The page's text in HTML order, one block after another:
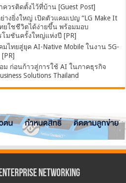
วรติดตั้งไว้ที่บ้าน [Guest Post]
างยิ่งใหญ่ เปิดตัวแคมเปญ “LG Make It
ทยใชชีวิตได้ง่ายขึ้น พร้อมมอบ
มชันครั้งใหญ่แห่งปี [PR]
ทยสู่ยุค AI-Native Mobile ในงาน 5G-
ม ก่อนก้าวสู่การใช้ AI ในภาคธุรกิจ
Solutions Thailand
Networking